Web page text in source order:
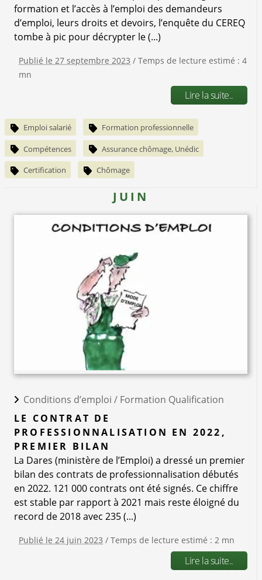
formation et l’accès à l’emploi des demandeurs
d’emploi, leurs droits et devoirs, l’enquête du CEREQ
tombe à pic pour décrypter le (...)
Publié le 27 septembre 2023 / Temps de lecture estimé : 4
mn
Lire la suite..
Emploi salarié Formation professionnelle
Compétences Assurance chômage, Unédic
Certification Chômage
JUIN
Conditions d’emploi / Formation Qualification
LE CONTRAT DE
PROFESSIONNALISATION EN 2022,
PREMIER BILAN
La Dares (ministère de l’Emploi) a dressé un premier
bilan des contrats de professionnalisation débutés
en 2022. 121 000 contrats ont été signés. Ce chiffre
est stable par rapport à 2021 mais reste éloigné du
record de 2018 avec 235 (...)
Publié le 24 juin 2023 / Temps de lecture estimé : 2 mn
Lire la suite..